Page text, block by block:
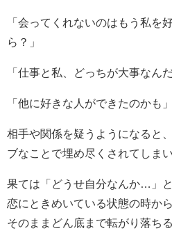
「会ってくれないのはもう私を
ら？」
「仕事と私、どっちが大事なん
「他に好きな人ができたのかも」
相手や関係を疑うようになると
ブなことで埋め尽くされてしまい
果ては「どうせ自分なんか…」
恋にときめいている状態の時か
そのままどん底まで転がり落ち